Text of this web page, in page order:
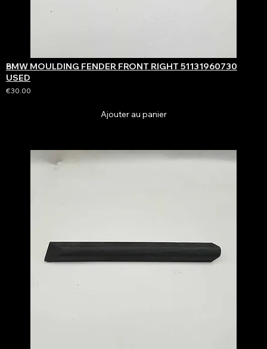
BMW MOULDING FENDER FRONT RIGHT 51131960730
USED
€30.00
Ajouter au panier